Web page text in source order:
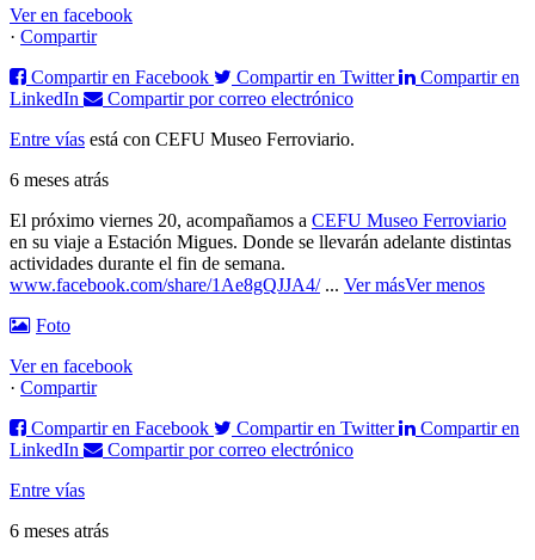
Ver en facebook
· Compartir
Compartir en Facebook
Compartir en Twitter
Compartir en
LinkedIn
Compartir por correo electrónico
Entre vías está con CEFU Museo Ferroviario.
6 meses atrás
El próximo viernes 20, acompañamos a CEFU Museo Ferroviario
en su viaje a Estación Migues. Donde se llevarán adelante distintas
actividades durante el fin de semana.
www.facebook.com/share/1Ae8gQJJA4/ ... Ver másVer menos
Foto
Ver en facebook
· Compartir
Compartir en Facebook
Compartir en Twitter
Compartir en
LinkedIn
Compartir por correo electrónico
Entre vías
6 meses atrás